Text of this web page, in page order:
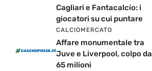
Cagliari e Fantacalcio: i
giocatori su cui puntare
CALCIOMERCATO
Affare monumentale tra
Juve e Liverpool, colpo da
65 milioni